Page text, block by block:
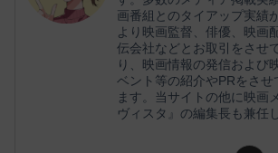
画番組とのタイアップ実績
より映画監督、俳優、映画
伝会社などとお取引をさせ
り、映画情報の発信および
ベント等の紹介やPRをさせ
ます。当サイトの他に映画
ヴィスタ』の編集長も兼任